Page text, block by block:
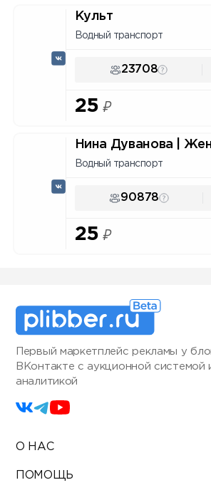
Культ
Водный транспорт
23708
25 ₽
Нина Дуванова |
Водный транспорт
90878
25 ₽
Первый маркетплейс рекламы у
ВКонтакте с аукционной системой
аналитикой
О НАС
ПОМОЩЬ